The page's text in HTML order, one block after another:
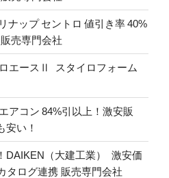
ナップ セントロ 値引き率 40%
売専門会社
エースⅡ スタイロフォーム
アコン 84%引以上！激安販
安い！
DAIKEN（大建工業） 激安価
タログ連携 販売専門会社